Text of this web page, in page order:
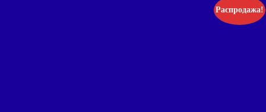
Распродажа!